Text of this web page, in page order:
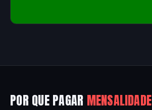
POR QUE PAGAR MENSALIDADE